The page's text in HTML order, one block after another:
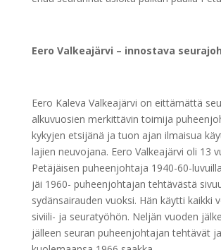
Eero Valkeajärvi – innostava
Eero Kaleva Valkeajärvi on eittämättä
alkuvuosien merkittävin toimija
kykyjen etsijänä ja tuon ajan ilmaisua
lajien neuvojana. Eero Valkeajärvi oli 13
Petäjäisen puheenjohtaja 1940-60-
jäi 1960- puheenjohtajan tehtävästä
sydänsairauden vuoksi. Hän käytti kaikki
siviili- ja seuratyöhön. Neljän vuoden
jälleen seuran puheenjohtajan tehtävät